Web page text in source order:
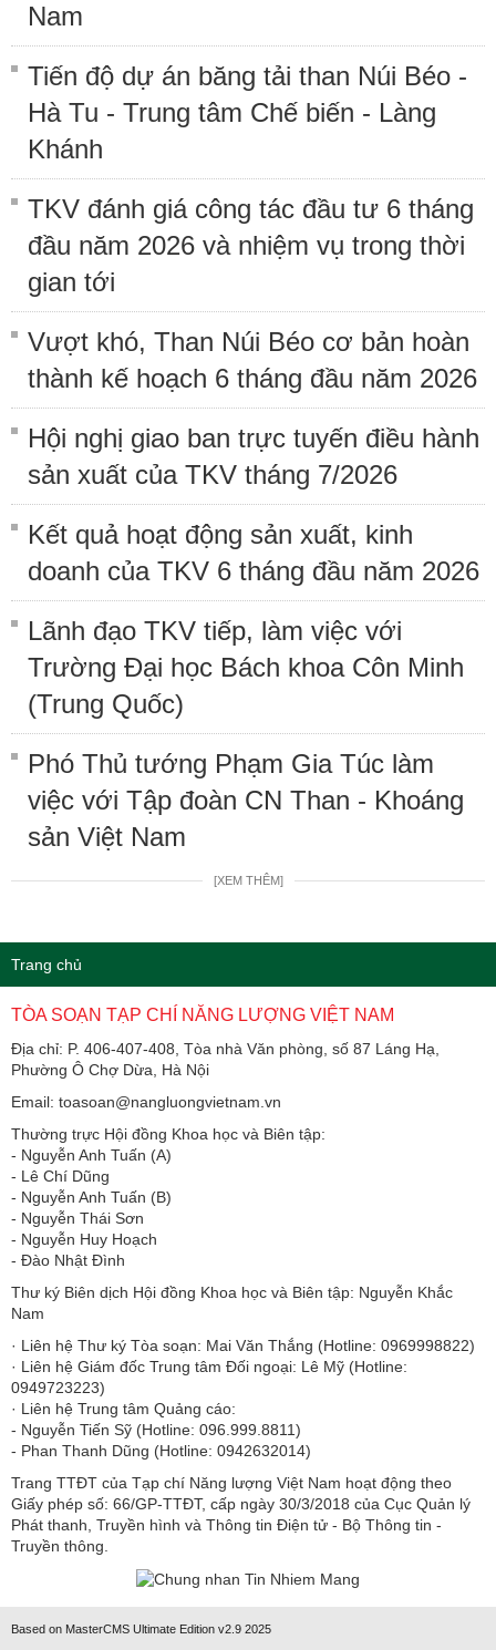
Nam
Tiến độ dự án băng tải than Núi Béo -
Hà Tu - Trung tâm Chế biến - Làng
Khánh
TKV đánh giá công tác đầu tư 6 tháng
đầu năm 2026 và nhiệm vụ trong thời
gian tới
Vượt khó, Than Núi Béo cơ bản hoàn
thành kế hoạch 6 tháng đầu năm 2026
Hội nghị giao ban trực tuyến điều hành
sản xuất của TKV tháng 7/2026
Kết quả hoạt động sản xuất, kinh
doanh của TKV 6 tháng đầu năm 2026
Lãnh đạo TKV tiếp, làm việc với
Trường Đại học Bách khoa Côn Minh
(Trung Quốc)
Phó Thủ tướng Phạm Gia Túc làm
việc với Tập đoàn CN Than - Khoáng
sản Việt Nam
[XEM THÊM]
Trang chủ
TÒA SOẠN TẠP CHÍ NĂNG LƯỢNG VIỆT NAM
Địa chỉ: P. 406-407-408, Tòa nhà Văn phòng, số 87 Láng Hạ,
Phường Ô Chợ Dừa, Hà Nội
Email: toasoan@nangluongvietnam.vn
Thường trực Hội đồng Khoa học và Biên tập:
​​​​​​- Nguyễn Anh Tuấn (A)
- Lê Chí Dũng
- Nguyễn Anh Tuấn (B)
- Nguyễn Thái Sơn
- Nguyễn Huy Hoạch
- Đào Nhật Đình
Thư ký Biên dịch Hội đồng Khoa học và Biên tập: Nguyễn Khắc
Nam
· Liên hệ Thư ký Tòa soạn: Mai Văn Thắng (Hotline: 0969998822)
· Liên hệ Giám đốc Trung tâm Đối ngoại: Lê Mỹ (Hotline:
0949723223)
· Liên hệ Trung tâm Quảng cáo:
- Nguyễn Tiến Sỹ (Hotline: 096.999.8811)
- Phan Thanh Dũng (Hotline: 0942632014)
Trang TTĐT của Tạp chí Năng lượng Việt Nam hoạt động theo
Giấy phép số: 66/GP-TTĐT, cấp ngày 30/3/2018 của Cục Quản lý
Phát thanh, Truyền hình và Thông tin Điện tử - Bộ Thông tin -
Truyền thông.
Based on MasterCMS Ultimate Edition v2.9 2025